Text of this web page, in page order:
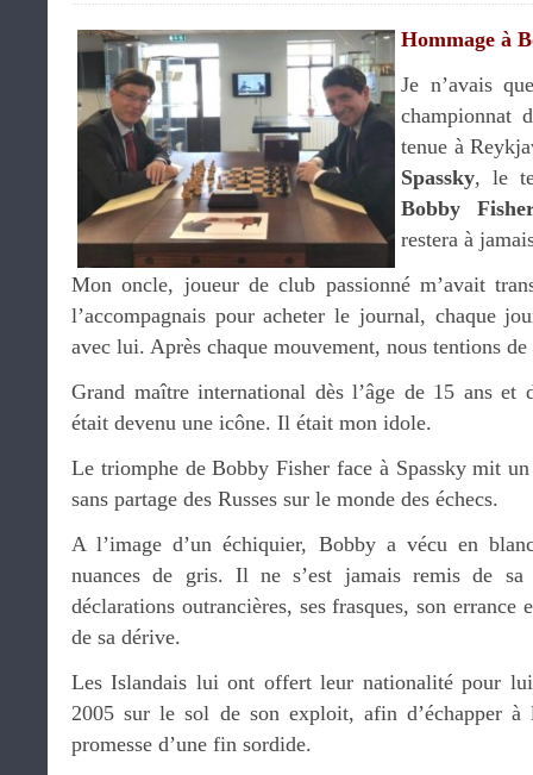
Hommage à
Je n’avais
championnat
tenue à
Spassky, le
Bobby
restera à
Mon oncle, joueur de club passionné m’avait
l’accompagnais pour acheter le journal, chaque
avec lui. Après chaque mouvement, nous tentions
Grand maître international dès l’âge de 15 ans et
était devenu une icône. Il était mon idole.
Le triomphe de Bobby Fisher face à Spassky mit
sans partage des Russes sur le monde des échecs.
A l’image d’un échiquier, Bobby a vécu en
nuances de gris. Il ne s’est jamais remis de
déclarations outrancières, ses frasques, son errance
de sa dérive.
Les Islandais lui ont offert leur nationalité pour
2005 sur le sol de son exploit, afin d’échapper
promesse d’une fin sordide.